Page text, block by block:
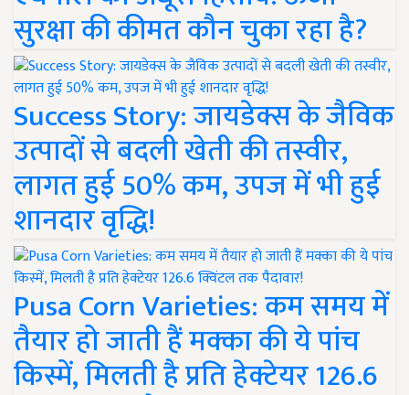
सुरक्षा की कीमत कौन चुका रहा है?
Success Story: जायडेक्स के जैविक
उत्पादों से बदली खेती की तस्वीर,
लागत हुई 50% कम, उपज में भी हुई
शानदार वृद्धि!
Pusa Corn Varieties: कम समय में
तैयार हो जाती हैं मक्का की ये पांच
किस्में, मिलती है प्रति हेक्टेयर 126.6